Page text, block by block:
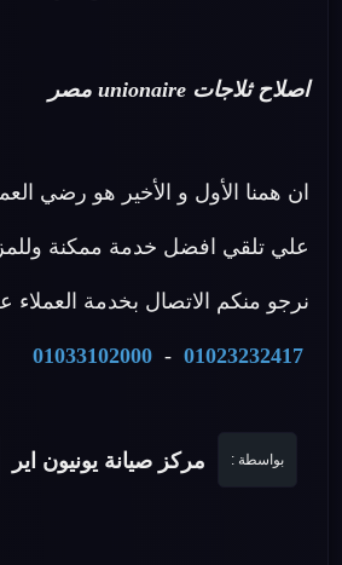
اصلاح ثلاجات unionaire مصر
ان همنا الأول و الأخير هو رضي
علي تلقي افضل خدمة ممكنة
نرجو منكم الاتصال بخدمة العملاء
01023232417
-
01033102000
بواسطة : مركز صيانة يونيون اير